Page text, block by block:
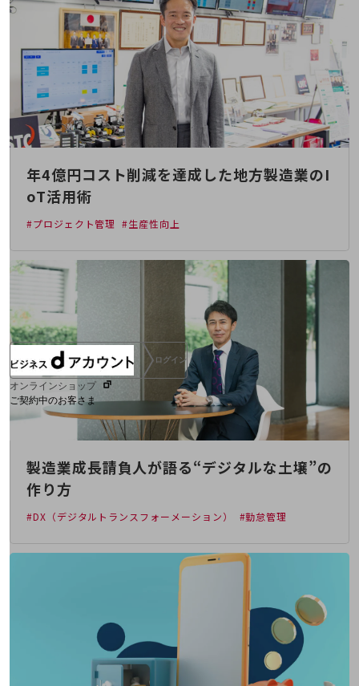
決算公告
基礎的電気通信役務損益明細表
採用情報
採用情報TOP
新卒採用
経験者採用
障がい者採用
人材育成制度
広告
NTTドコモグループ
ログイン
オンラインショップ
ご契約中のお客さま
サービス別サポート情報
ご契約中サービスの一元管理
料金分析(ご利用料金管理サービス)
年4億円コスト削減を達成した地方製造業のI
oT活用術
#プロジェクト管理 #生産性向上
製造業成長請負人が語る“デジタルな土壌”の
作り方
#DX（デジタルトランスフォーメーション） #勤怠管理